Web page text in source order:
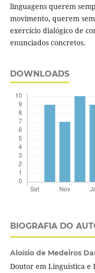
linguagens querem
movimento, querem
exercício dialógico de
enunciados concretos.
DOWNLOADS
BIOGRAFIA DO
Aloísio de Medeiros
Doutor em Linguística e